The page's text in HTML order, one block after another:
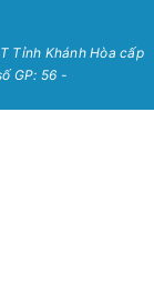
Tỉnh Khánh Hòa cấp
GP: 56 -